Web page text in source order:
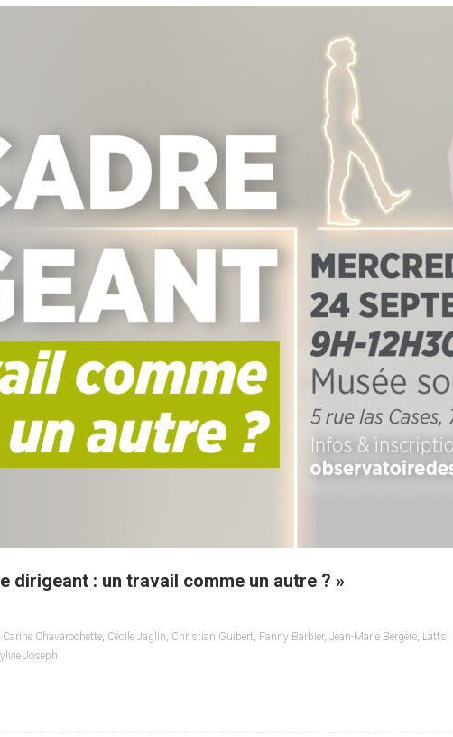
dirigeant : un travail comme un autre ? »
Carine Chavarochette, Cécile Jaglin, Christian Guibert, Fanny Barbier, Jean-Marie Bergère, Latts,
Joseph